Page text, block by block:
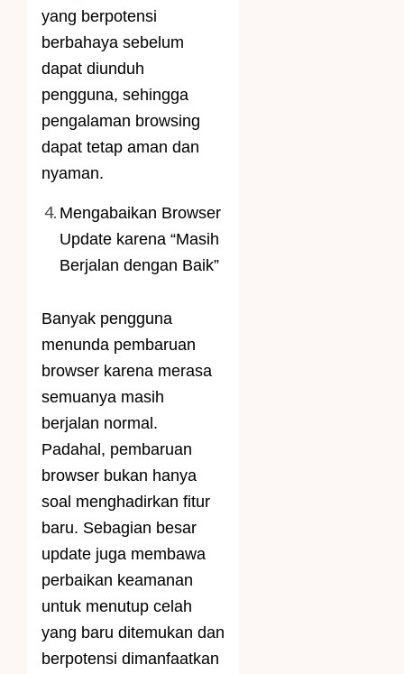
yang berpotensi
berbahaya sebelum
dapat diunduh
pengguna, sehingga
pengalaman browsing
dapat tetap aman dan
nyaman.
Mengabaikan Browser
Update karena “Masih
Berjalan dengan Baik”
Banyak pengguna
menunda pembaruan
browser karena merasa
semuanya masih
berjalan normal.
Padahal, pembaruan
browser bukan hanya
soal menghadirkan fitur
baru. Sebagian besar
update juga membawa
perbaikan keamanan
untuk menutup celah
yang baru ditemukan dan
berpotensi dimanfaatkan